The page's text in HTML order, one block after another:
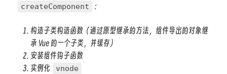
createComponent :
构造子类构造函数（通过原型继承的方法，组件导出的对象继
承 Vue 的一个子类，并缓存）
安装组件钩子函数
实例化
vnode